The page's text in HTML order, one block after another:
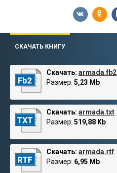
СКАЧАТЬ КНИГУ
Скачать: armada.fb2
Размер: 5,23 Mb
Скачать: armada.txt
Размер: 519,88 Kb
Скачать: armada.rtf
Размер: 6,95 Mb